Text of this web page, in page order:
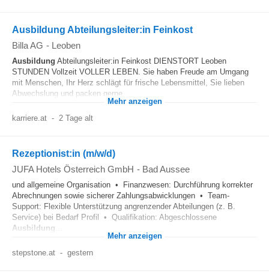
Ausbildung Abteilungsleiter:in Feinkost
Billa AG - Leoben
Ausbildung Abteilungsleiter:in Feinkost DIENSTORT Leoben
STUNDEN Vollzeit VOLLER LEBEN. Sie haben Freude am Umgang
mit Menschen, Ihr Herz schlägt für frische Lebensmittel, Sie lieben
Abwechslung und packen gerne...
Mehr anzeigen
karriere.at - 2 Tage alt
Rezeptionist:in (m/w/d)
JUFA Hotels Österreich GmbH - Bad Aussee
und allgemeine Organisation • Finanzwesen: Durchführung korrekter
Abrechnungen sowie sicherer Zahlungsabwicklungen • Team-
Support: Flexible Unterstützung angrenzender Abteilungen (z. B.
Service) bei Bedarf Profil • Qualifikation: Abgeschlossene
Ausbildung
Mehr anzeigen
stepstone.at - gestern